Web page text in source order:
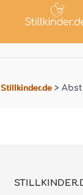
Stillkinder.de>